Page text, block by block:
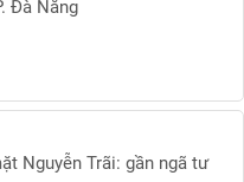
Đà Nẵng
Nguyễn Trãi: gần ngã tư